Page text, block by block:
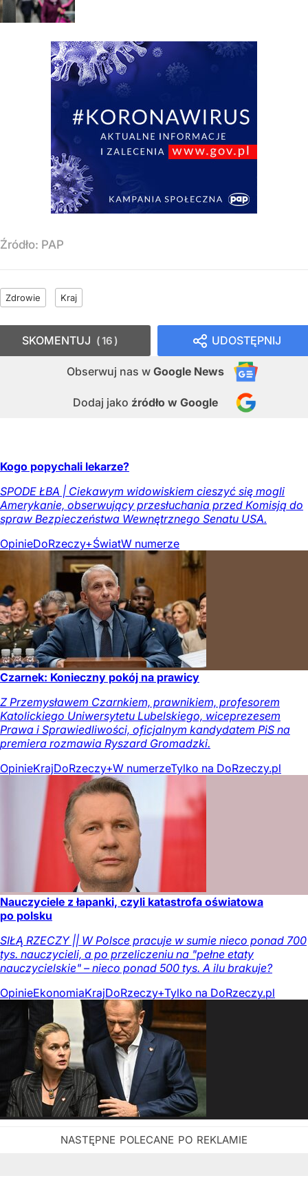
Źródło: PAP
Zdrowie Kraj
UDOSTĘPNIJ
Obserwuj nas w Google News
Dodaj jako źródło w Google
SKOMENTUJ 16
Kogo popychali lekarze?
SPODE ŁBA | Ciekawym widowiskiem cieszyć się mogli
Amerykanie, obserwujący przesłuchania przed Komisją do
spraw Bezpieczeństwa Wewnętrznego Senatu USA.
OpinieDoRzeczy+ŚwiatW numerze
Czarnek: Konieczny pokój na prawicy
Z Przemysławem Czarnkiem, prawnikiem, profesorem
Katolickiego Uniwersytetu Lubelskiego, wiceprezesem
Prawa i Sprawiedliwości, oficjalnym kandydatem PiS na
premiera rozmawia Ryszard Gromadzki.
OpinieKrajDoRzeczy+W numerzeTylko na DoRzeczy.pl
Nauczyciele z łapanki, czyli katastrofa oświatowa
po polsku
SIŁĄ RZECZY || W Polsce pracuje w sumie nieco ponad 700
tys. nauczycieli, a po przeliczeniu na "pełne etaty
nauczycielskie" – nieco ponad 500 tys. A ilu brakuje?
OpinieEkonomiaKrajDoRzeczy+Tylko na DoRzeczy.pl